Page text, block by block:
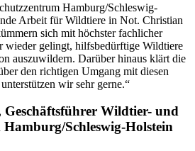
Hamburg/Schleswig-
Arbeit für Wildtiere in Not. Christian
sich mit höchster fachlicher
wieder gelingt, hilfsbedürftige Wildtiere
auszuwildern. Darüber hinaus klärt die
den richtigen Umgang mit diesen
wir sehr gerne.“
Wildtier- und
Schleswig-Holstein